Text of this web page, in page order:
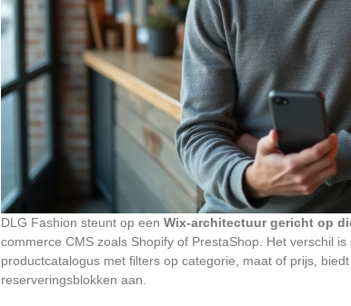
DLG Fashion steunt op een Wix-architectuur gericht op
commerce CMS zoals Shopify of PrestaShop. Het verschil
productcatalogus met filters op categorie, maat of prijs,
reserveringsblokken aan.